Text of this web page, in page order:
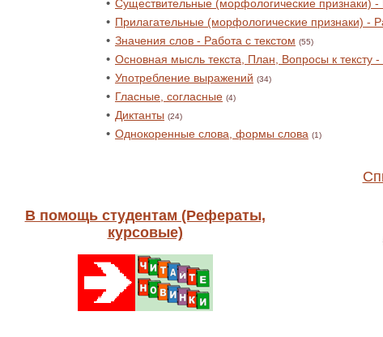
• Существительные (морфологические признаки) -
• Прилагательные (морфологические признаки) -
• Значения слов - Работа с текстом (55)
• Основная мысль текста, План, Вопросы к тексту -
• Употребление выражений (34)
• Гласные, согласные (4)
• Диктанты (24)
• Однокоренные слова, формы слова (1)
В помощь студентам (Рефераты,
курсовые)